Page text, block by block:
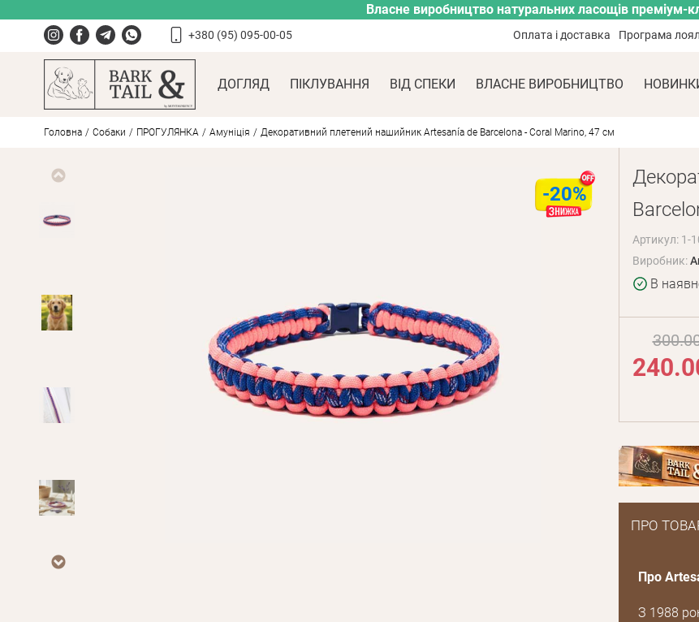
Власне виробництво натуральних ласощів преміум-
+380 (95) 095-00-05 Оплата і доставка Програма
ДОГЛЯД ПІКЛУВАННЯ ВІД СПЕКИ ВЛАСНЕ ВИРОБНИЦТВО
Головна Собаки ПРОГУЛЯНКА Амуніція Декоративний плетений нашийник Artesanía de Barcelona - Coral Marino, 47 см
-20%
Артикул: 1-
Виробник:
В
ПРО
Про
З 1988